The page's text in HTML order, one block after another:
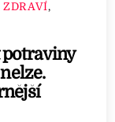
ZDRAVÍ,